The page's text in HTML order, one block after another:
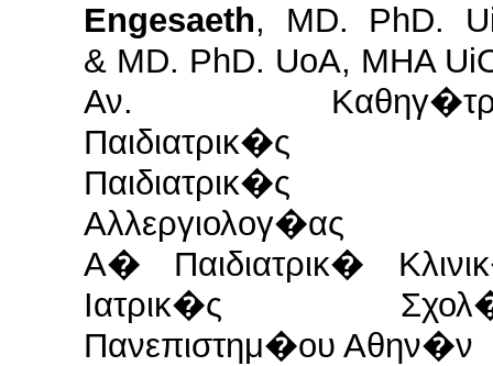
Engesaeth, MD. PhD.
& MD. PhD. UoA, MHA
Αν.
Παιδιατρικ�ς
Αλλεργιολογ�ας
Α� Παιδιατρικ�
Ιατρικ�ς
Πανεπιστημ�ου Αθην�ν